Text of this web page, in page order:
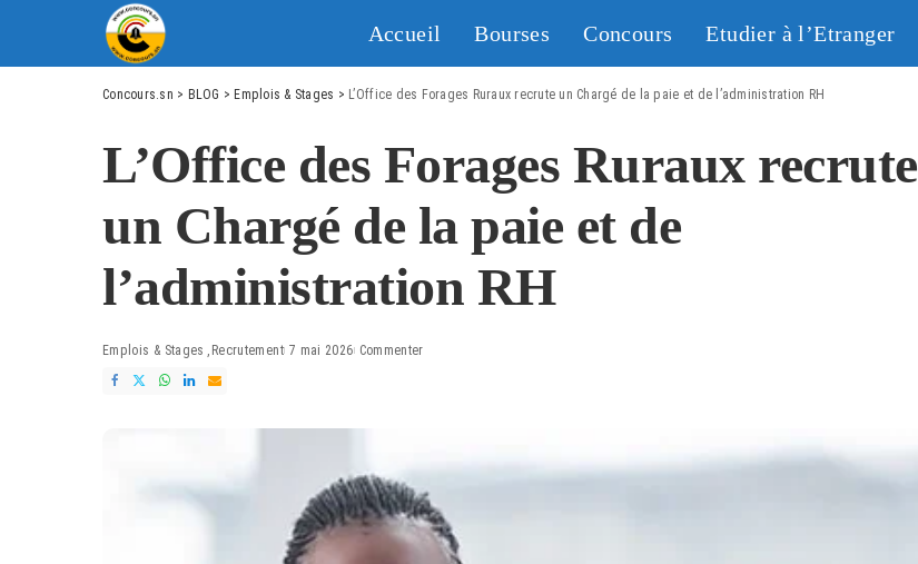
Accueil Bourses Concours Etudier à l’Etranger
Concours.sn > BLOG > Emplois & Stages > L’Office des Forages Ruraux recrute un Chargé de la paie et de l’administration RH
L’Office des Forages Ruraux recrute
un Chargé de la paie et de
l’administration RH
Emplois & Stages Recrutement 7 mai 2026 Commenter